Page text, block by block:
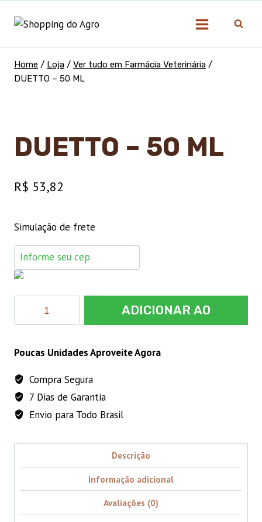
para
Home / Loja / Ver tudo em Farmácia Veterinária /
DUETTO – 50 ML
DUETTO – 50 ML
R$ 53,82
Simulação de frete
ML
ADICIONAR AO
Poucas Unidades Aproveite Agora
Compra Segura
7 Dias de Garantia
Envio para Todo Brasil
Descrição
Informação adicional
Avaliações (0)